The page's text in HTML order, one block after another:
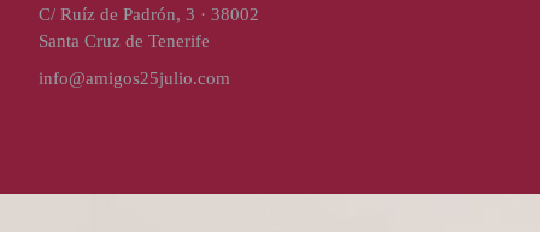
C/ Ruíz de Padrón, 3 · 38002
Santa Cruz de Tenerife
info@amigos25julio.com